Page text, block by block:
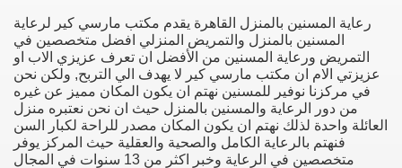
رعاية المسنين بالمنزل القاهرة يقدم مكتب مارسي كير لرعاية
المسنين بالمنزل والتمريض المنزلي افضل متخصصين في
التمريض ورعاية المسنين من الأفضل ان تعرف عزيزي الاب او
عزيزتي الام ان مكتب مارسي كير لا يهدف الي التربح, ولكن نحن
في مركزنا نوفير للمسنين نهتم ان يكون المكان مميز عن غيره
من دور الرعاية والمسنين بالمنزل حيث ان نحن نعتبره منزل
العائلة واحدة لذلك نهتم ان يكون المكان مصدر للراحة لكبار السن
فنهتم بالرعاية الكامل والصحية والعقلية حيث المركز يوفر
متخصصين في الرعاية وخبر اكثر من 13 سنوات في المجال